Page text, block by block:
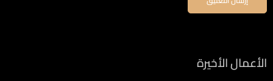
الأعمال الأخيرة